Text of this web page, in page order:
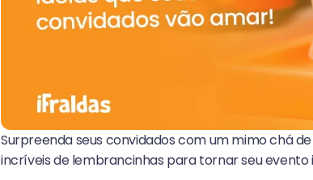
Surpreenda seus convidados com um mimo chá
incríveis de lembrancinhas para tornar seu evento